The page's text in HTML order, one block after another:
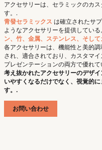
アクセサリーは、セラミックのカ
す。.
青發セラミックス は確立されたサ
ようなアクセサリーを提供している
ン、竹、金属、ステンレス、そし
各アクセサリーは、機能性と美的
され、適合されており、カスタマ
プレゼンテーションの両方で優れ
考え抜かれたアクセサリーのデザ
いやすくなるだけでなく、視覚的
す。.
お問い合わせ